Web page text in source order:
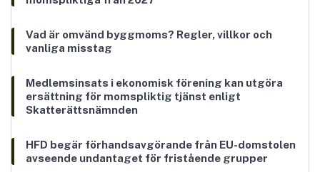
Vad är omvänd byggmoms? Regler, villkor och
vanliga misstag
Medlemsinsats i ekonomisk förening kan utgöra
ersättning för momspliktig tjänst enligt
Skatterättsnämnden
HFD begär förhandsavgörande från EU-domstolen
avseende undantaget för fristående grupper